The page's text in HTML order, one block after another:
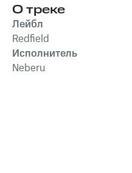
О треке
Лейбл
Redfield
Исполнитель
Neberu